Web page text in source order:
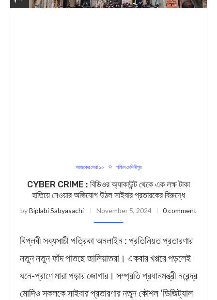
আজকের সেরা ১০ পশ্চিম মেদিনীপুর
CYBER CRIME : বিডিওর অ্যাকাউন্ট থেকে এক লক্ষ টাকা
হাতিয়ে নেওয়ার অভিযোগ উঠল সাইবার প্রতারকের বিরুদ্ধে
byBiplabi Sabyasachi November 5, 2024 0 comment
বিপ্লবী সব্যসাচী পত্রিকা অনলাইন : প্রতিনিয়ত প্রতারণার
নতুন নতুন ফাঁদ পাতছে জালিয়াতরা। একবার খপ্পরে পড়লেই
ধনে-প্রাণে মারা পড়ার জোগার। সম্প্রতি প্রধানমন্ত্রী নরেন্দ্র
মোদিও সকলকে সাইবার প্রতারণার নতুন কৌশল ‘ডিজিট্যাল